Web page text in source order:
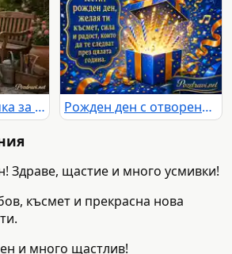
Елегантна картичка за рожден ден с розова градина, шах и пожелание за здраве Рожден ден с отворена подаръчна кутия, свещички и златна светлина
Здраве, щастие и много усмивки!
късмет и прекрасна нова
и много щастлив!